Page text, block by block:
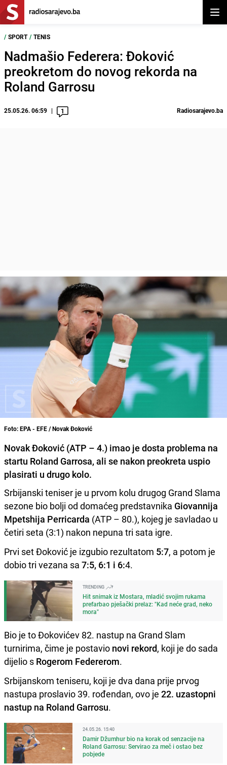
/ SPORT / TENIS
Nadmašio Federera: Đoković
preokretom do novog rekorda na
Roland Garrosu
25.05.26. 06:59 1 Radiosarajevo.ba
Foto: EPA - EFE / Novak Đoković
Novak Đoković (ATP – 4.) imao je dosta problema na
startu Roland Garrosa, ali se nakon preokreta uspio
plasirati u drugo kolo.
Srbijanski teniser je u prvom kolu drugog Grand Slama
sezone bio bolji od domaćeg predstavnika Giovannija
Mpetshija Perricarda (ATP – 80.), kojeg je savladao u
četiri seta (3:1) nakon nepuna tri sata igre.
Prvi set Đoković je izgubio rezultatom 5:7, a potom je
dobio tri vezana sa 7:5, 6:1 i 6:4.
TRENDING
Hit snimak iz Mostara, mladić svojim rukama
prefarbao pješački prelaz: "Kad neće grad, neko
mora"
Bio je to Đokovićev 82. nastup na Grand Slam
turnirima, čime je postavio novi rekord, koji je do sada
dijelio s Rogerom Federerom.
Srbijanskom teniseru, koji je dva dana prije prvog
nastupa proslavio 39. rođendan, ovo je 22. uzastopni
nastup na Roland Garrosu.
24.05.26. 15:40
Damir Džumhur bio na korak od senzacije na
Roland Garrosu: Servirao za meč i ostao bez
pobjede